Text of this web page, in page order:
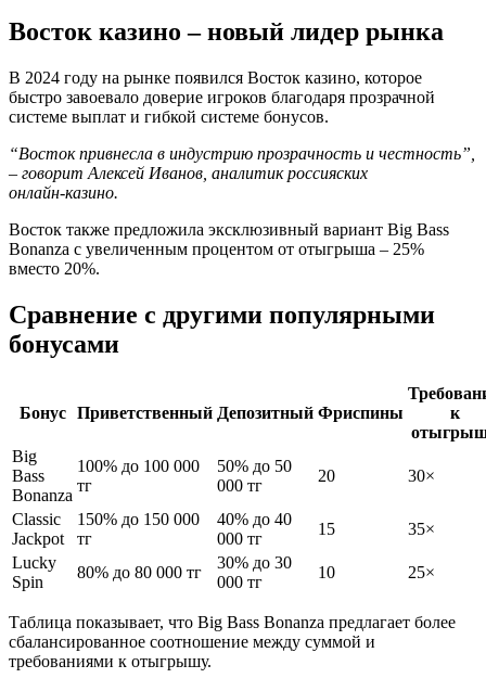
Восток казино – новый лидер рынка
В 2024 году на рынке появился Восток казино, которое
быстро завоевало доверие игроков благодаря прозрачной
системе выплат и гибкой системе бонусов.
“Восток привнесла в индустрию прозрачность и честность”,
– говорит Алексей Иванов, аналитик россияских
онлайн‑казино.
Восток также предложила эксклюзивный вариант Big Bass
Bonanza с увеличенным процентом от отыгрыша – 25%
вместо 20%.
Сравнение с другими популярными
бонусами
Бонус Приветственный Депозитный Фриспины
к
Big
Bass
Bonanza
100% до 100 000
тг
50% до 50
000 тг
20 30×
Classic
Jackpot
150% до 150 000
тг
40% до 40
000 тг
15
35×
Lucky
Spin
80% до 80 000 тг
30% до 30
000 тг
10 25×
Таблица показывает, что Big Bass Bonanza предлагает более
сбалансированное соотношение между суммой и
требованиями к отыгрышу.